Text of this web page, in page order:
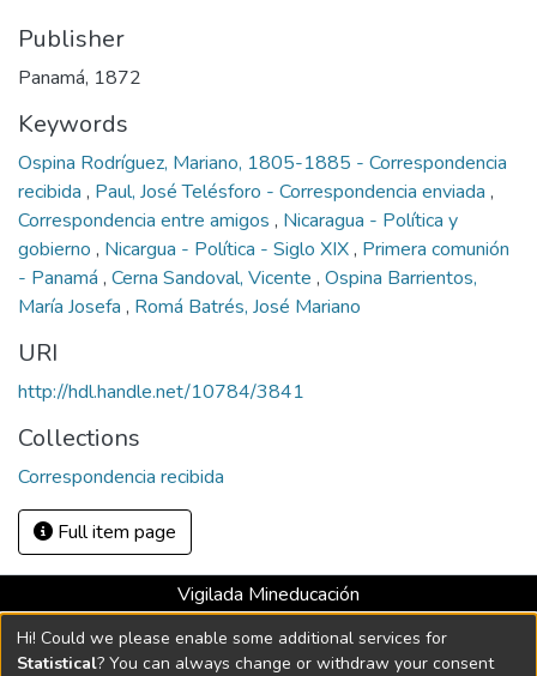
Publisher
Panamá, 1872
Keywords
Ospina Rodríguez, Mariano, 1805-1885 - Correspondencia
recibida , Paul, José Telésforo - Correspondencia enviada ,
Correspondencia entre amigos , Nicaragua - Política y
gobierno , Nicargua - Política - Siglo XIX, Primera comunión
- Panamá , Cerna Sandoval, Vicente , Ospina Barrientos,
María Josefa , Romá Batrés, José Mariano
URI
http://hdl.handle.net/10784/3841
Collections
Correspondencia recibida
Full item page
Vigilada Mineducación
Universidad con Acreditación Institucional hasta 2026 -
Resolución MEN 2158 de 2018
Hi! Could we please enable some additional services for
Statistical? You can always change or withdraw your consent